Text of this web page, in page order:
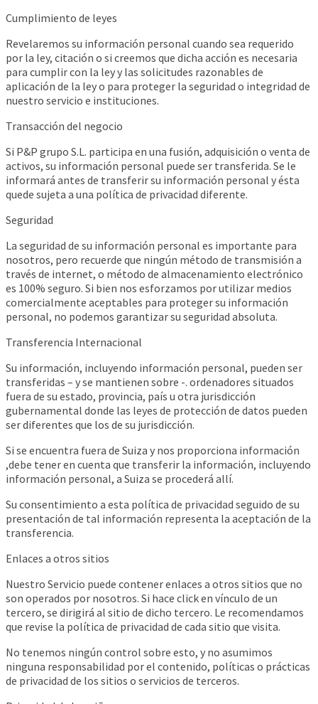
Cumplimiento de leyes
Revelaremos su información personal cuando sea requerido
por la ley, citación o si creemos que dicha acción es necesaria
para cumplir con la ley y las solicitudes razonables de
aplicación de la ley o para proteger la seguridad o integridad de
nuestro servicio e instituciones.
Transacción del negocio
Si P&P grupo S.L. participa en una fusión, adquisición o venta de
activos, su información personal puede ser transferida. Se le
informará antes de transferir su información personal y ésta
quede sujeta a una política de privacidad diferente.
Seguridad
La seguridad de su información personal es importante para
nosotros, pero recuerde que ningún método de transmisión a
través de internet, o método de almacenamiento electrónico
es 100% seguro. Si bien nos esforzamos por utilizar medios
comercialmente aceptables para proteger su información
personal, no podemos garantizar su seguridad absoluta.
Transferencia Internacional
Su información, incluyendo información personal, pueden ser
transferidas – y se mantienen sobre -. ordenadores situados
fuera de su estado, provincia, país u otra jurisdicción
gubernamental donde las leyes de protección de datos pueden
ser diferentes que los de su jurisdicción.
Si se encuentra fuera de Suiza y nos proporciona información
,debe tener en cuenta que transferir la información, incluyendo
información personal, a Suiza se procederá allí.
Su consentimiento a esta política de privacidad seguido de su
presentación de tal información representa la aceptación de la
transferencia.
Enlaces a otros sitios
Nuestro Servicio puede contener enlaces a otros sitios que no
son operados por nosotros. Si hace click en vínculo de un
tercero, se dirigirá al sitio de dicho tercero. Le recomendamos
que revise la política de privacidad de cada sitio que visita.
No tenemos ningún control sobre esto, y no asumimos
ninguna responsabilidad por el contenido, políticas o prácticas
de privacidad de los sitios o servicios de terceros.